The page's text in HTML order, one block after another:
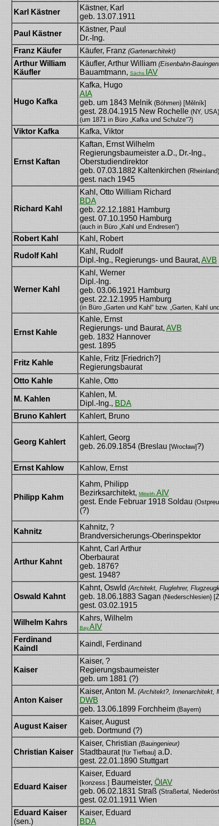
Karl Kästner
Kästner, Karl
geb. 13.07.1911
Paul Kästner
Kästner, Paul
Dr.-Ing.
Franz Käufer
Käufer, Franz (Gartenarchitekt)
Arthur William
Käufler
Käufler, Arthur William (Eisenbahn-
Bauamtmann, Sächs. IAV
Hugo Kafka
Kafka, Hugo
AIA
geb. um 1843 Melnik (Böhmen) [Mělník]
gest. 28.04.1915 New Rochelle (NY, USA)
(um 1871 in Büro „Kafka und Schulze“?)
Viktor Kafka Kafka, Viktor
Ernst Kaftan
Kaftan, Ernst Wilhelm
Regierungsbaumeister a.D., Dr.-Ing.,
Oberstudiendirektor
geb. 07.03.1882 Kaltenkirchen(Rheinland)
gest. nach 1945
Richard Kahl
Kahl, Otto William Richard
BDA
geb. 22.12.1881 Hamburg
gest. 07.10.1950 Hamburg
(auch in Büro „Kahl und Endresen“)
Robert Kahl Kahl, Robert
Rudolf Kahl
Kahl, Rudolf
Dipl.-Ing., Regierungs- und Baurat, AVB
Werner Kahl
Kahl, Werner
Dipl.-Ing.
geb. 03.06.1921 Hamburg
gest. 22.12.1995 Hamburg
(in Büro „Garten und Kahl“ bzw. „Garten, Kahl
Ernst Kahle
Kahle, Ernst
Regierungs- und Baurat, AVB
geb. 1832 Hannover
gest. 1895
Fritz Kahle
Kahle, Fritz [Friedrich?]
Regierungsbaurat
Otto Kahle
Kahle, Otto
M. Kahlen
Kahlen, M.
Dipl.-Ing., BDA
Bruno Kahlert
Kahlert, Bruno
Georg Kahlert
Kahlert, Georg
geb. 26.09.1854 (Breslau [Wrocław]?)
Ernst Kahlow Kahlow, Ernst
Philipp Kahm
Kahm, Philipp
Bezirksarchitekt, Mittelrh. AIV
gest. Ende Februar 1918 Soldau
(?)
Kahnitz
Kahnitz, ?
Brandversicherungs-Oberinspektor
Arthur Kahnt
Kahnt, Carl Arthur
Oberbaurat
geb. 1876?
gest. 1948?
Oswald Kahnt
Kahnt, Oswld (Architekt, Fluglehrer,
geb. 18.06.1883 Sagan (Niederschlesien)
gest. 03.02.1915
Wilhelm Kahrs
Kahrs, Wilhelm
Bay.AIV
Ferdinand
Kaindl
Kaindl, Ferdinand
Kaiser
Kaiser, ?
Regierungsbaumeister
geb. um 1881 (?)
Anton Kaiser
Kaiser, Anton M. (Architekt?, Innenarchitekt,
DWB (1923, 1929)
geb. 13.06.1899 Forchheim (Bayern)
August Kaiser
Kaiser, August
geb. Dortmund (?)
Christian Kaiser
Kaiser, Christian (Bauingenieur)
Stadtbaurat [für Tiefbau] a.D.
gest. 22.01.1890 Stuttgart
Eduard Kaiser
Kaiser, Eduard
[konzess.] Baumeister, ÖIAV
geb. 06.02.1831 Straß (Straßertal,
gest. 02.01.1911 Wien
Eduard Kaiser
(sen.)
Kaiser, Eduard
BDA